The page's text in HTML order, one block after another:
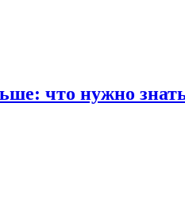
что нужно